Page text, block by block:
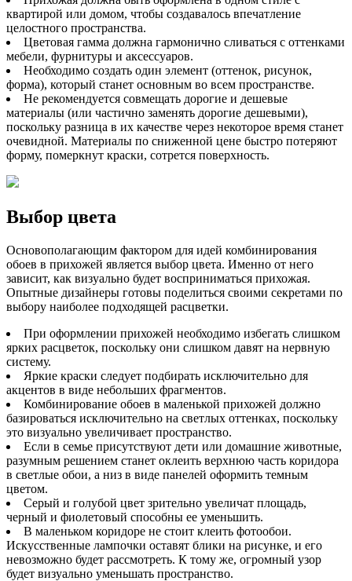
квартирой или домом, чтобы создавалось впечатление
целостного пространства.
Цветовая гамма должна гармонично сливаться с оттенками
мебели, фурнитуры и аксессуаров.
Необходимо создать один элемент (оттенок, рисунок,
форма), который станет основным во всем пространстве.
Не рекомендуется совмещать дорогие и дешевые
материалы (или частично заменять дорогие дешевыми),
поскольку разница в их качестве через некоторое время станет
очевидной. Материалы по сниженной цене быстро потеряют
форму, померкнут краски, сотрется поверхность.
Выбор цвета
Основополагающим фактором для идей комбинирования
обоев в прихожей является выбор цвета. Именно от него
зависит, как визуально будет восприниматься прихожая.
Опытные дизайнеры готовы поделиться своими секретами по
выбору наиболее подходящей расцветки.
При оформлении прихожей необходимо избегать слишком
ярких расцветок, поскольку они слишком давят на нервную
систему.
Яркие краски следует подбирать исключительно для
акцентов в виде небольших фрагментов.
Комбинирование обоев в маленькой прихожей должно
базироваться исключительно на светлых оттенках, поскольку
это визуально увеличивает пространство.
Если в семье присутствуют дети или домашние животные,
разумным решением станет оклеить верхнюю часть коридора
в светлые обои, а низ в виде панелей оформить темным
цветом.
Серый и голубой цвет зрительно увеличат площадь,
черный и фиолетовый способны ее уменьшить.
В маленьком коридоре не стоит клеить фотообои.
Искусственные лампочки оставят блики на рисунке, и его
невозможно будет рассмотреть. К тому же, огромный узор
будет визуально уменьшать пространство.